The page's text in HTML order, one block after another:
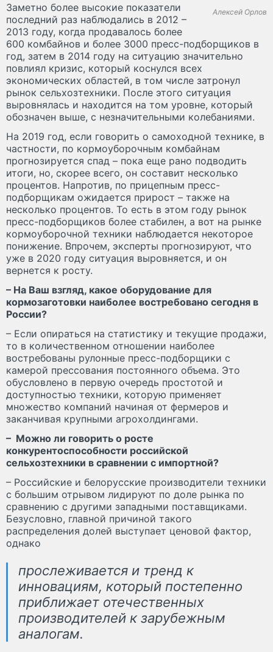
Алексей Орлов
Заметно более высокие показатели
последний раз наблюдались в 2012 –
2013 году, когда продавалось более
600 комбайнов и более 3000 пресс-подборщиков в
год, затем в 2014 году на ситуацию значительно
повлиял кризис, который коснулся всех
экономических областей, в том числе затронул
рынок сельхозтехники. После этого ситуация
выровнялась и находится на том уровне, который
обозначен выше, с незначительными колебаниями.
На 2019 год, если говорить о самоходной технике, в
частности, по кормоуборочным комбайнам
прогнозируется спад – пока еще рано подводить
итоги, но, скорее всего, он составит несколько
процентов. Напротив, по прицепным пресс-
подборщикам ожидается прирост – также на
несколько процентов. То есть в этом году рынок
пресс-подборщиков более стабилен, а вот на рынке
кормоуборочной техники наблюдается некоторое
понижение. Впрочем, эксперты прогнозируют, что
уже в 2020 году ситуация выровняется, и он
вернется к росту.
– На Ваш взгляд, какое оборудование для
кормозаготовки наиболее востребовано сегодня в
России?
– Если опираться на статистику и текущие продажи,
то в количественном отношении наиболее
востребованы рулонные пресс-подборщики с
камерой прессования постоянного объема. Это
обусловлено в первую очередь простотой и
доступностью техники, которую применяет
множество компаний начиная от фермеров и
заканчивая крупными агрохолдингами.
– Можно ли говорить о росте
конкурентоспособности российской
сельхозтехники в сравнении с импортной?
– Российские и белорусские производители техники
с большим отрывом лидируют по доле рынка по
сравнению с другими западными поставщиками.
Безусловно, главной причиной такого
распределения долей выступает ценовой фактор,
однако
прослеживается и тренд к
инновациям, который постепенно
приближает отечественных
производителей к зарубежным
аналогам.